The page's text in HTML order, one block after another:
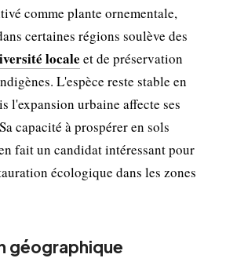
comme plante ornementale,
certaines régions soulève des
locale et de préservation
L'espèce reste stable en
l'expansion urbaine affecte ses
capacité à prospérer en sols
fait un candidat intéressant pour
écologique dans les zones
géographique